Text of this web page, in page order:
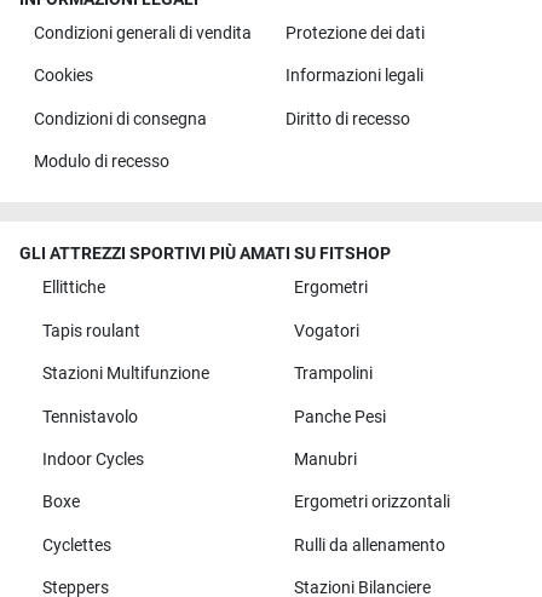
Condizioni generali di vendita
Protezione dei dati
Cookies Informazioni legali
Condizioni di consegna Diritto di recesso
Modulo di recesso
GLI ATTREZZI SPORTIVI PIÙ AMATI SU FITSHOP
Ellittiche
Ergometri
Tapis roulant Vogatori
Stazioni Multifunzione Trampolini
Tennistavolo Panche Pesi
Indoor Cycles Manubri
Boxe Ergometri orizzontali
Cyclettes Rulli da allenamento
Steppers Stazioni Bilanciere